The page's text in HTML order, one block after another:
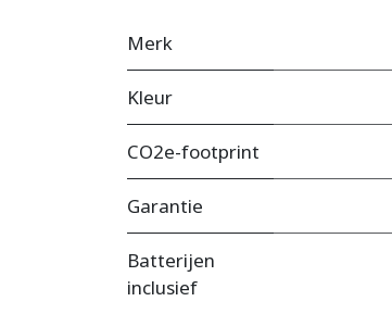
Merk
Kleur
CO2e-footprint
Garantie
Batterijen
inclusief